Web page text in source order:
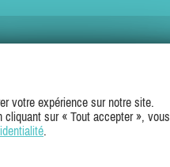
votre expérience sur notre site.
sur « Tout accepter », vous
.